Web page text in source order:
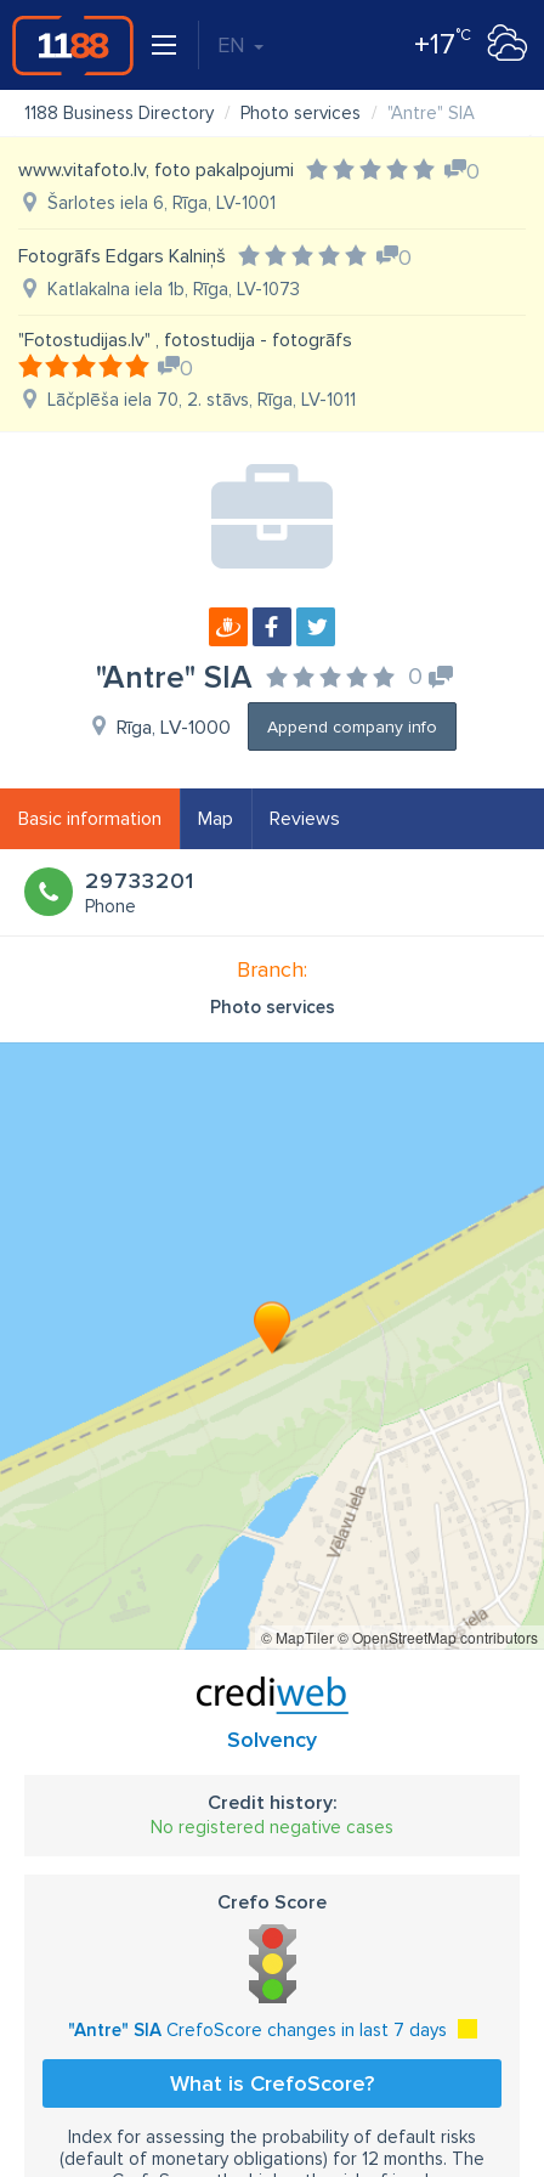
EN +17°C
1188 Business Directory Photo services "Antre" SIA
www.vitafoto.lv, foto pakalpojumi 0
Šarlotes iela 6, Rīga, LV-1001
Fotogrāfs Edgars Kalniņš 0
Katlakalna iela 1b, Rīga, LV-1073
"Fotostudijas.lv" , fotostudija - fotogrāfs
0
Lāčplēša iela 70, 2. stāvs, Rīga, LV-1011
"Antre" SIA 0
Rīga, LV-1000 Append company info
Basic information Map Reviews
29733201
Phone
Branch:
Photo services
© MapTiler© OpenStreetMap contributors
Solvency
Credit history:
No registered negative cases
Crefo Score
"Antre" SIACrefoScore changes in last 7 days
What is CrefoScore?
Index for assessing the probability of default risks
(default of monetary obligations) for 12 months. The